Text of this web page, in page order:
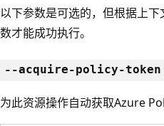
以下参数是可选的，但根据上
数才能成功执行。
--acquire-policy-token
为此资源操作自动获取Azure